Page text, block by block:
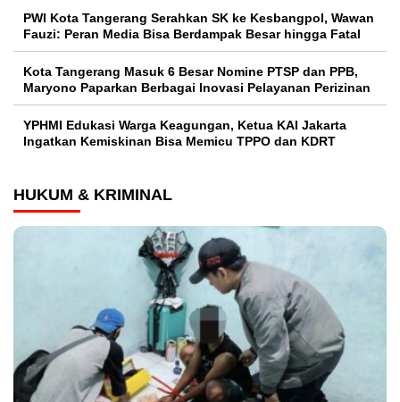
PWI Kota Tangerang Serahkan SK ke Kesbangpol, Wawan
Fauzi: Peran Media Bisa Berdampak Besar hingga Fatal
Kota Tangerang Masuk 6 Besar Nomine PTSP dan PPB,
Maryono Paparkan Berbagai Inovasi Pelayanan Perizinan
YPHMI Edukasi Warga Keagungan, Ketua KAI Jakarta
Ingatkan Kemiskinan Bisa Memicu TPPO dan KDRT
HUKUM & KRIMINAL